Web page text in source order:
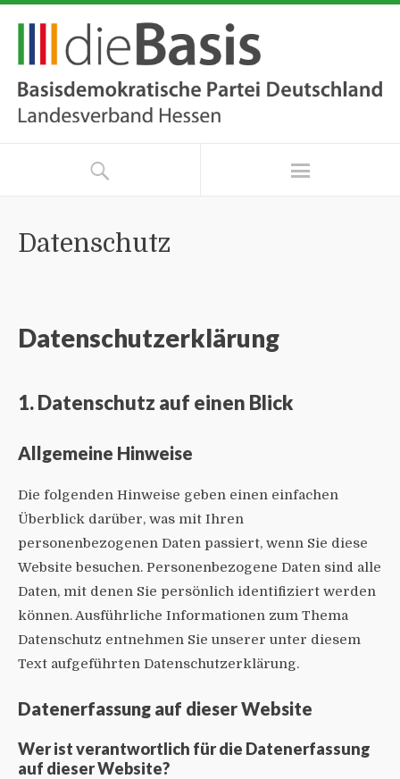
Datenschutz
Datenschutz­erklärung
1. Datenschutz auf einen Blick
Allgemeine Hinweise
Die folgenden Hinweise geben einen einfachen
Überblick darüber, was mit Ihren
personenbezogenen Daten passiert, wenn Sie diese
Website besuchen. Personenbezogene Daten sind alle
Daten, mit denen Sie persönlich identifiziert werden
können. Ausführliche Informationen zum Thema
Datenschutz entnehmen Sie unserer unter diesem
Text aufgeführten Datenschutzerklärung.
Datenerfassung auf dieser Website
Wer ist verantwortlich für die Datenerfassung
auf dieser Website?